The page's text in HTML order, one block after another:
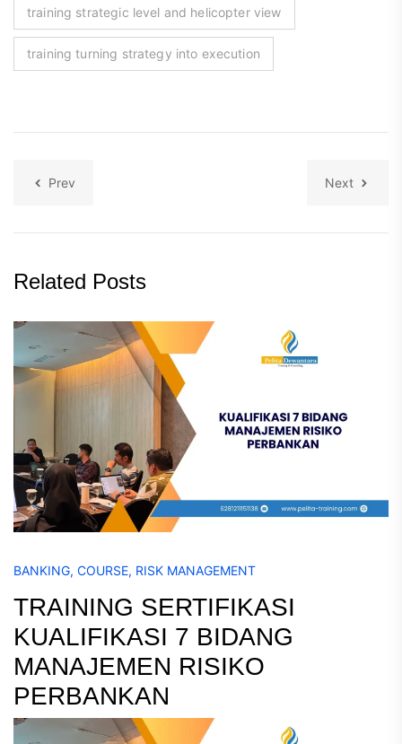
training strategic level and helicopter view
training turning strategy into execution
Prev Next
Related Posts
BANKING, COURSE, RISK MANAGEMENT
TRAINING SERTIFIKASI
KUALIFIKASI 7 BIDANG
MANAJEMEN RISIKO
PERBANKAN